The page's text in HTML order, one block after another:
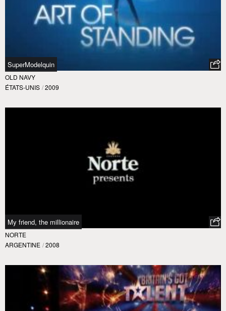
SuperModelquin
OLD NAVY
ÉTATS-UNIS / 2009
My friend, the millionaire
NORTE
ARGENTINE / 2008